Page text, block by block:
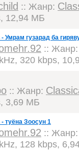
:: Жанр:
12,94 МБ
Умрам гузарад ба
:: Жанр:
320 kbps,
:: Жанр:
3,69 МБ
туёна Зоосун 1
:: Жанр:
128 kbps,